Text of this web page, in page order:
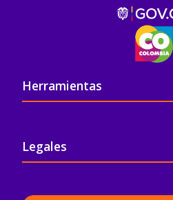
Pie de página
Herramientas
Legales